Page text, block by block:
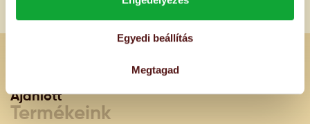
Egyedi beállítás
Megtagad
Ajánlott
Termékeink